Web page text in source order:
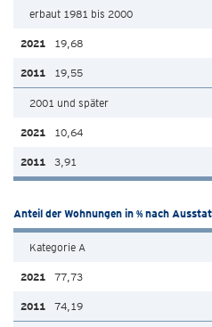
erbaut 1981 bis 2000
19,68
19,55
2001 und später
10,64
3,91
Anteil der Wohnungen in % nach
Kategorie A
77,73
74,19